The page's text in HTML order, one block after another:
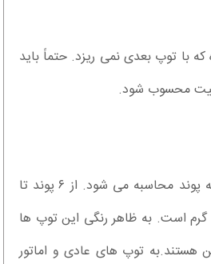
با توپ بعدی نمی ریزد. حتماً باید
وزن توپ های بولینگ به پوند محاسبه می شود. از ۶ پوند تا
۱۶ پوند. هر پوند هم ۴۵۰ گرم است. به ظاهر رنگی این توپ ها
هستند.به توپ های عادی و اماتور